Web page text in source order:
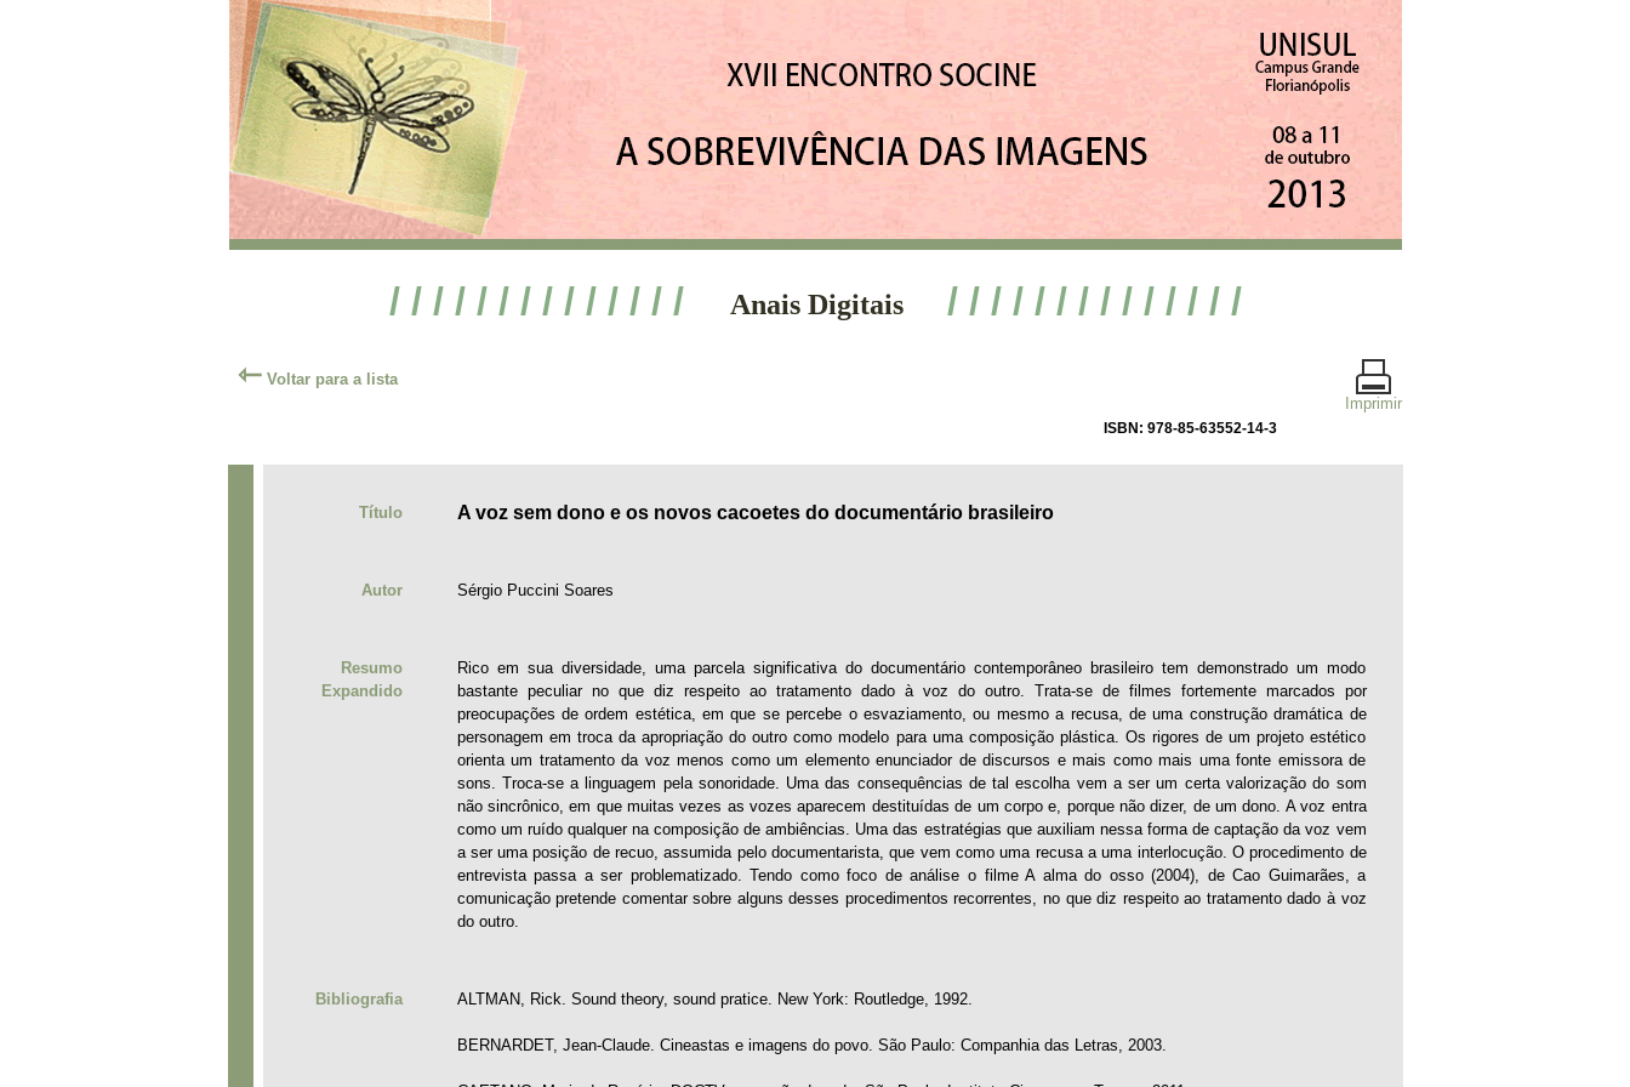
/ / / / / / / / / / / / / / Anais Digitais / / / / / / / / / / / / / /
⇽Voltar para a lista
Imprimir
ISBN: 978-85-63552-14-3
Título A voz sem dono e os novos cacoetes do documentário brasileiro
Autor Sérgio Puccini Soares
Resumo
Expandido
Rico em sua diversidade, uma parcela significativa do documentário contemporâneo brasileiro tem demonstrado um modo
bastante peculiar no que diz respeito ao tratamento dado à voz do outro. Trata-se de filmes fortemente marcados por
preocupações de ordem estética, em que se percebe o esvaziamento, ou mesmo a recusa, de uma construção dramática de
personagem em troca da apropriação do outro como modelo para uma composição plástica. Os rigores de um projeto estético
orienta um tratamento da voz menos como um elemento enunciador de discursos e mais como mais uma fonte emissora de
sons. Troca-se a linguagem pela sonoridade. Uma das consequências de tal escolha vem a ser um certa valorização do som
não sincrônico, em que muitas vezes as vozes aparecem destituídas de um corpo e, porque não dizer, de um dono. A voz entra
como um ruído qualquer na composição de ambiências. Uma das estratégias que auxiliam nessa forma de captação da voz vem
a ser uma posição de recuo, assumida pelo documentarista, que vem como uma recusa a uma interlocução. O procedimento de
entrevista passa a ser problematizado. Tendo como foco de análise o filme A alma do osso (2004), de Cao Guimarães, a
comunicação pretende comentar sobre alguns desses procedimentos recorrentes, no que diz respeito ao tratamento dado à voz
do outro.
Bibliografia ALTMAN, Rick. Sound theory, sound pratice. New York: Routledge, 1992.
BERNARDET, Jean-Claude. Cineastas e imagens do povo. São Paulo: Companhia das Letras, 2003.